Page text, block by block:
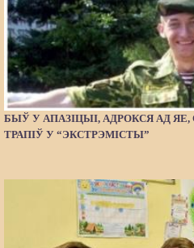
БЫЎ У АПАЗІЦЫІ, АДРОКСЯ АД
ТРАПІЎ У “ЭКСТРЭМІСТЫ”